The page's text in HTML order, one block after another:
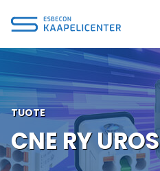
sisältöön
TUOTE
CNE RY UROS